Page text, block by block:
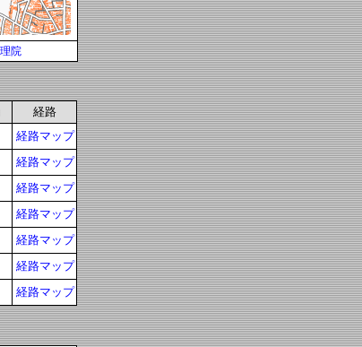
院
経路
経路マップ
経路マップ
経路マップ
経路マップ
経路マップ
経路マップ
経路マップ